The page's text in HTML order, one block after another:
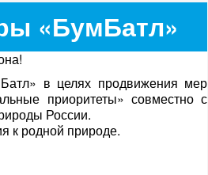
«БумБатл»
в целях продвижения мер
приоритеты» совместно с
России.
к родной природе.